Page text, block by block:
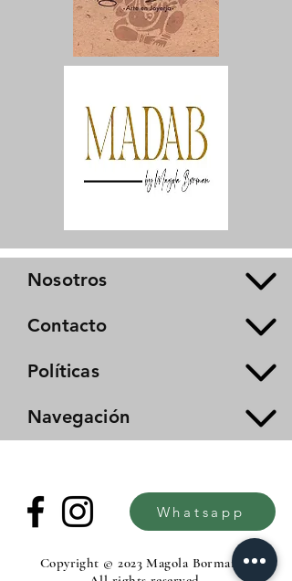
Nosotros
Contacto
Políticas
Navegación
Whatsapp
Copyright © 2023 Magola Borman®.